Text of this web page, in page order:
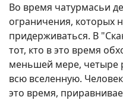
Во время чатурмасьи
ограничения, которых
придерживаться. В
тот, кто в это время
меньшей мере, четыре
всю вселенную.
это время,